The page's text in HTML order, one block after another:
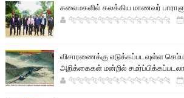
கலைமகளில் கலக்கிய மாணவர்
🐅🐅🐅🐅🐅🐅🐆🐆🐆🐆🐆🐆🐆🐆
விசாரணைக்கு எடுக்கப்படவுள்ள
அறிக்கைகள் மன்றில்
🐅🐅🐅🐅🐅🐅🐆🐆🐆🐆🐆🐆🐆🐆